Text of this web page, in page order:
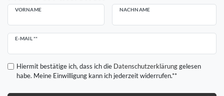
VORNAME NACHNAME
E-MAIL **
Newsletter
Hiermit bestätige ich, dass ich die Daten­schutz­erklärunggelesen
habe. Meine Einwilligung kann ich jederzeit widerrufen.**